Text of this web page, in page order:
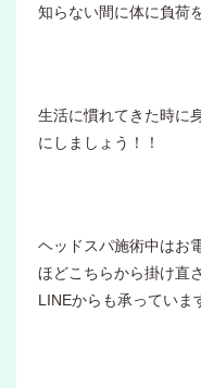
知らない間に体に負荷
生活に慣れてきた時に
にしましょう！！
ヘッドスパ施術中はお
ほどこちらから掛け直
LINEからも承っていま